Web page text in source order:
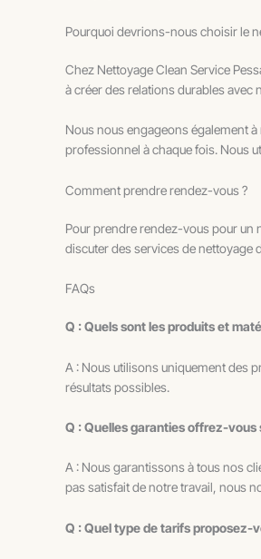
Pourquoi devrions-nous choisir le
Chez Nettoyage Clean Service
à créer des relations durables avec
Nous nous engageons également
professionnel à chaque fois. Nous
Comment prendre rendez-vous ?
Pour prendre rendez-vous pour un
discuter des services de nettoyage
FAQs
Q : Quels sont les produits et
A : Nous utilisons uniquement des
résultats possibles.
Q : Quelles garanties offrez-vous
A : Nous garantissons à tous nos
pas satisfait de notre travail, nous
Q : Quel type de tarifs proposez-